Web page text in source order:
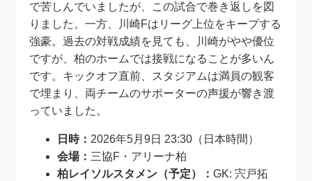
で苦しんでいましたが、この試合で巻き返しを図
りました。一方、川崎Fはリーグ上位をキープする
強豪。過去の対戦成績を見ても、川崎がやや優位
ですが、柏のホームでは接戦になることが多いん
です。キックオフ直前、スタジアムは満員の観客
で埋まり、両チームのサポーターの声援が響き渡
っていました。
日時：2026年5月9日 23:30（日本時間）
会場：三協F・アリーナ柏
柏レイソルスタメン（予定）：GK: 宍戸拓